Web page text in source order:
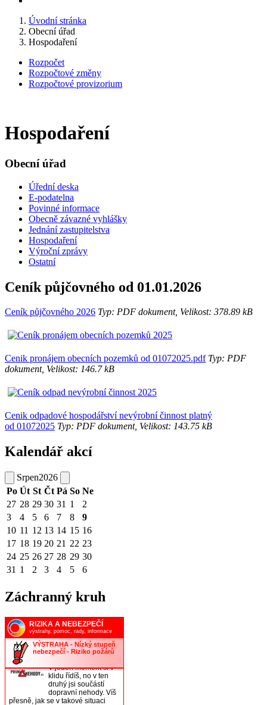
Úvodní stránka
Obecní úřad
Hospodaření
Rozpočet
Rozpočtové změny
Rozpočtové provizorium
Hospodaření
Obecní úřad
Úřední deska
E-podatelna
Povinné informace
Obecně závazné vyhlášky
Jednání zastupitelstva
Hospodaření
Výroční zprávy
Ostatní
Ceník půjčovného od 01.01.2026
Ceník půjčovného 2026 Typ: PDF dokument, Velikost: 378.89 kB
Cenik pronájem obecních pozemků od 01072025.pdfTyp: PDF
dokument, Velikost: 146.7 kB
Cenik odpadové hospodářství nevýrobní činnost platný
od 01072025 Typ: PDF dokument, Velikost: 143.75 kB
Kalendář akcí
Srpen2026
Po Út St Čt Pá So Ne
27 28 29 30 31 1
2
3
4 5 6 7 8
9
10 11 12 13 14 15 16
17 18 19 20 21 22 23
24 25 26 27 28 29 30
31 1 2 3 4 5 6
Záchranný kruh